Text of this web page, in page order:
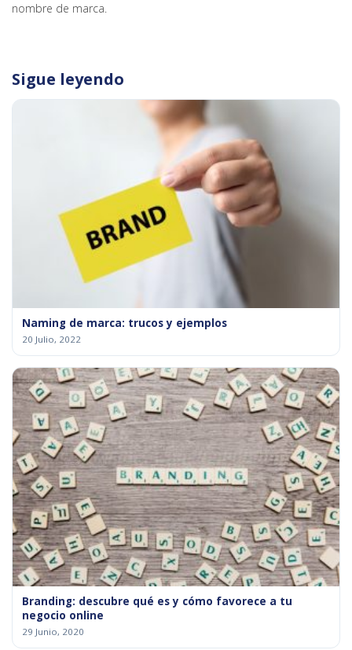
nombre de marca.
Sigue leyendo
Naming de marca: trucos y ejemplos
20 Julio, 2022
Branding: descubre qué es y cómo favorece a tu
negocio online
29 Junio, 2020